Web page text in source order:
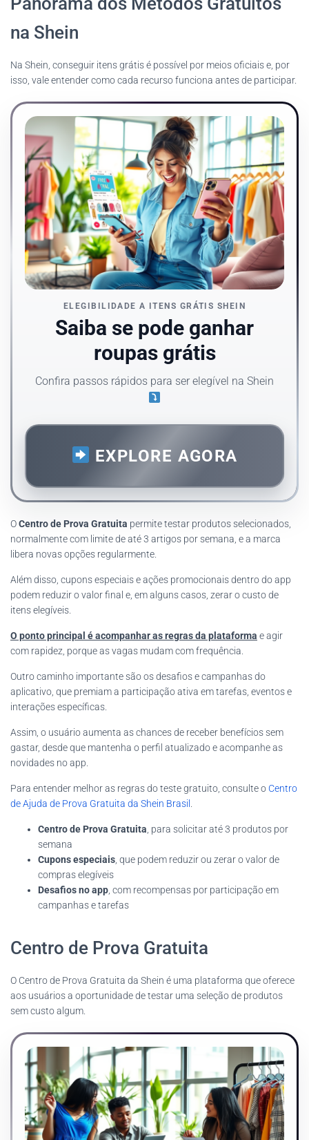
na Shein
Na Shein, conseguir itens grátis é possível por meios oficiais e, por
isso, vale entender como cada recurso funciona antes de participar.
ELEGIBILIDADE A ITENS GRÁTIS SHEIN
Saiba se pode ganhar
roupas grátis
Confira passos rápidos para ser elegível na Shein
EXPLORE AGORA
OCentro de Prova Gratuita permite testar produtos selecionados,
normalmente com limite de até 3 artigos por semana, e a marca
libera novas opções regularmente.
Além disso, cupons especiais e ações promocionais dentro do app
podem reduzir o valor final e, em alguns casos, zerar o custo de
itens elegíveis.
O ponto principal é acompanhar as regras da plataforma e agir
com rapidez, porque as vagas mudam com frequência.
Outro caminho importante são os desafios e campanhas do
aplicativo, que premiam a participação ativa em tarefas, eventos e
interações específicas.
Assim, o usuário aumenta as chances de receber benefícios sem
gastar, desde que mantenha o perfil atualizado e acompanhe as
novidades no app.
Para entender melhor as regras do teste gratuito, consulte o Centro
de Ajuda de Prova Gratuita da Shein Brasil
Centro de Prova Gratuita , para solicitar até 3 produtos por
semana
Cupons especiais , que podem reduzir ou zerar o valor de
compras elegíveis
Desafios no app , com recompensas por participação em
campanhas e tarefas
Centro de Prova Gratuita
O Centro de Prova Gratuita da Shein é uma plataforma que oferece
aos usuários a oportunidade de testar uma seleção de produtos
sem custo algum.